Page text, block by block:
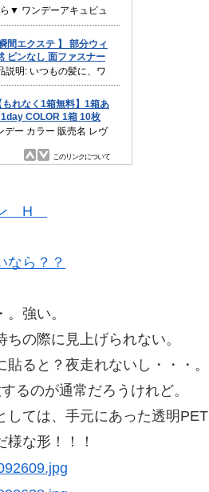
ン H
なら？？
強い。
ちの際に見上げられない。
貼ると？夜走れないし・・・。
るのが通常だろうけれど。
しては、手元にあった透明
様な形！！！